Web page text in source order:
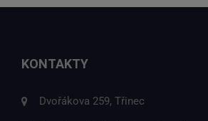
KONTAKTY
Dvořákova 259, Třinec